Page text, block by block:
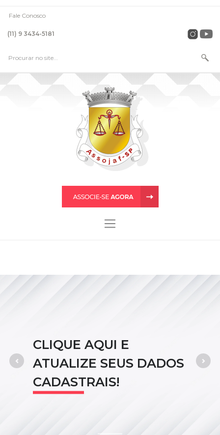
Fale Conosco
(11) 9 3434-5181
CLIQUE AQUI E
ATUALIZE SEUS DADOS
CADASTRAIS!
Previous